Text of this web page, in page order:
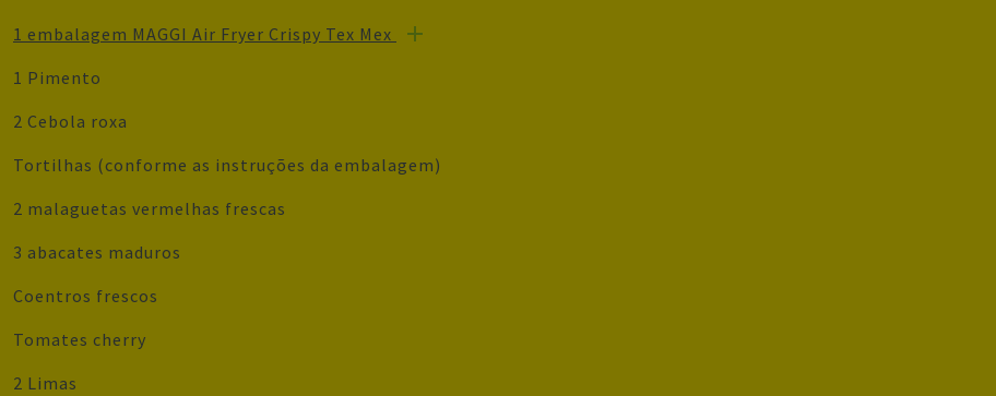
1 embalagem MAGGI Air Fryer Crispy Tex Mex
1 Pimento
2 Cebola roxa
Tortilhas (conforme as instruções da embalagem)
2 malaguetas vermelhas frescas
3 abacates maduros
Coentros frescos
Tomates cherry
2 Limas